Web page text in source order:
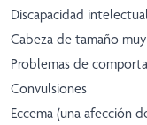
Discapacidad intelectual
Cabeza de tamaño
Problemas de
Convulsiones
Eccema (una afección